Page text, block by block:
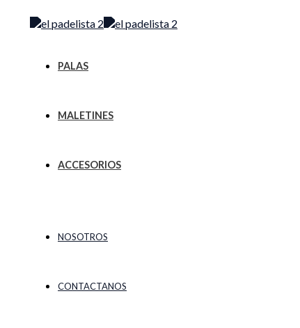
contenido
PALAS
MALETINES
ACCESORIOS
NOSOTROS
CONTACTANOS